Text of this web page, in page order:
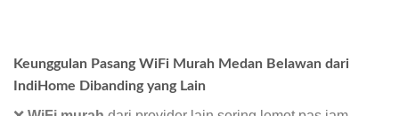
Keunggulan Pasang WiFi Murah Medan Belawan dari
IndiHome Dibanding yang Lain